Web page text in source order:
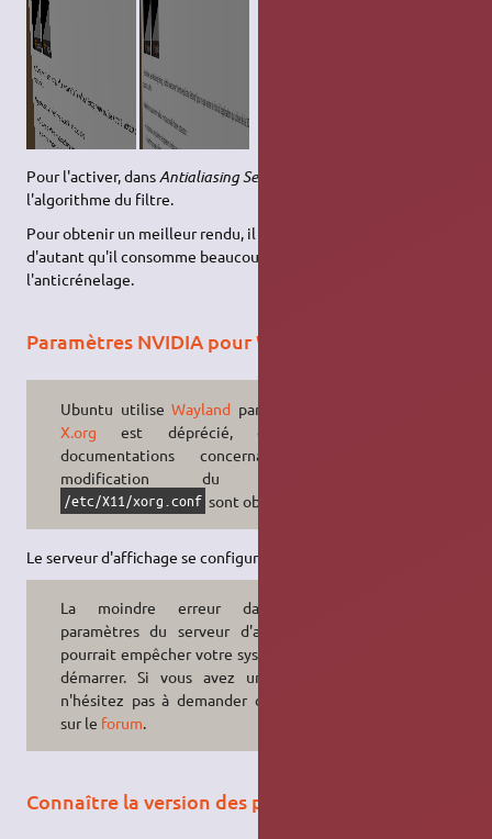
Pour l'activer, dansAntialiasing Settings
l'algorithme du filtre.
Pour obtenir un meilleur rendu, il est conseillé de l'activer,
d'autant qu'il consomme beaucoup moins de ressources que
l'anticrénelage.
Paramètres NVIDIA pour Wayland
Ubuntu utiliseWayland par défaut.
X.org est déprécié, et les
documentations concernant la
modification du fichier
/etc/X11/xorg.conf sont obsolètes.
Le serveur d'affichage se configure désormais avec
La moindre erreur dans les
paramètres du serveur d'affichage
pourrait empêcher votre système de
démarrer. Si vous avez un doute
n'hésitez pas à demander de l'aide
sur le forum.
Connaître la version des pilotes